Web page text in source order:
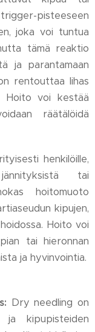
pisteeseen
joka voi tuntua
tämä reaktio
ja parantamaan
rentouttaa lihas
Hoito voi kestää
räätälöidä
henkilöille,
tai
hoitomuoto
kipujen,
Hoito voi
tai hieronnan
ja hyvinvointia.
Dry needling on
ja kipupisteiden